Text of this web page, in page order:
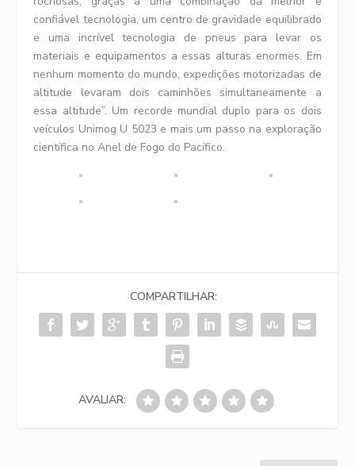
confiável tecnologia, um centro de gravidade equilibrado
e uma incrível tecnologia de pneus para levar os
materiais e equipamentos a essas alturas enormes. Em
nenhum momento do mundo, expedições motorizadas de
altitude levaram dois caminhões simultaneamente a
essa altitude”. Um recorde mundial duplo para os dois
veículos Unimog U 5023 e mais um passo na exploração
científica no Anel de Fogo do Pacífico.
COMPARTILHAR:
AVALIAR: